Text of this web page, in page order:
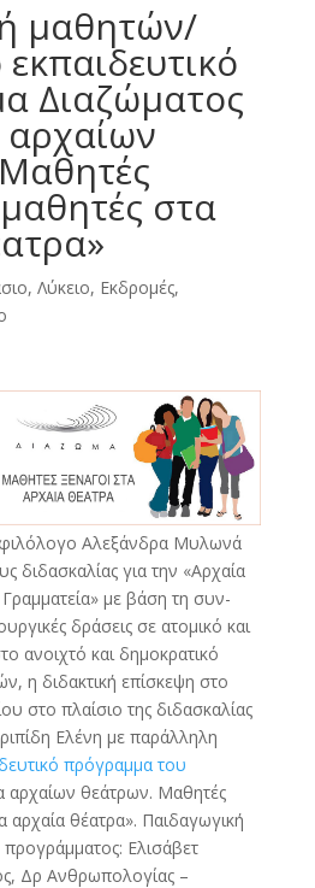
μαθητών/
Διαζώματος
αρχαίων
στα
Λύκειο, Εκδρομές,
φιλόλογο Αλεξάνδρα Μυλωνά
διδασκαλίας για την «Αρχαία
με βάση τη συν-
δράσεις σε ατομικό και
ανοιχτό και δημοκρατικό
η διδακτική επίσκεψη στο
στο πλαίσιο της διδασκαλίας
Ελένη με παράλληλη
πρόγραμμα του
αρχαίων θεάτρων. Μαθητές
αρχαία θέατρα». Παιδαγωγική
Ελισάβετ
Δρ Ανθρωπολογίας –